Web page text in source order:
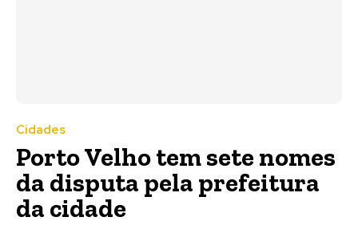
Cidades
Porto Velho tem sete nomes
da disputa pela prefeitura
da cidade